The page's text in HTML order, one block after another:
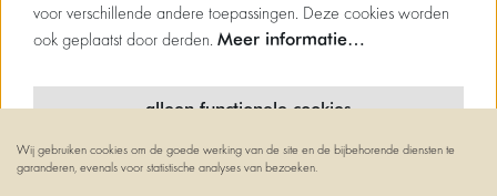
voor verschillende andere toepassingen. Deze cookies worden
ook geplaatst door derden. Meer informatie…
alleen functionele cookies
minimale cookies
Wij gebruiken cookies om de goede werking van de site en de bijbehorende diensten te
garanderen, evenals voor statistische analyses van bezoeken.